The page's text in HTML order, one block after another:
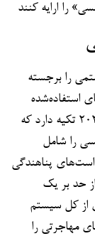
را برجسته
استفاده‌شده
مطرح کرده‌اند. این گزارش بر ارقام قدیمی سال ۲۰۲۳ تکیه دارد که
جنسی را شامل
از کل درخواست‌های پناهندگی
حد بر یک
از کل سیستم
مهاجرتی را